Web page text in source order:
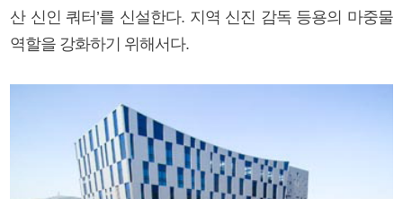
산 신인 쿼터’를 신설한다. 지역 신진 감독 등용의 마중물
역할을 강화하기 위해서다.